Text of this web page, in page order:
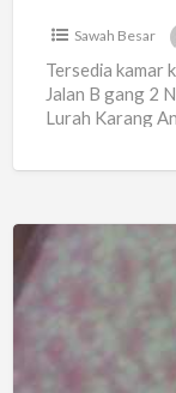
Sawah Besar
Tersedia kamar
Jalan B gang 2
Lurah Karang
Kamar
Kost,
Karang
Anyar-